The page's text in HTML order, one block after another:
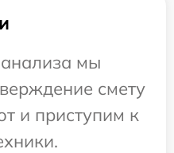
мы
смету
и приступим к